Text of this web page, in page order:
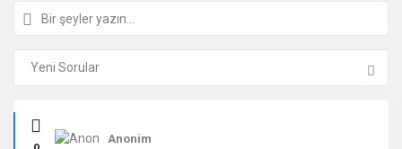
Kullanıcı
Anonim